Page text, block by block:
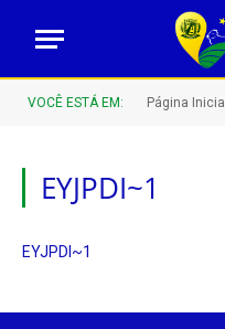
VOCÊ ESTÁ EM: Página Inicial
EYJPDI~1
EYJPDI~1